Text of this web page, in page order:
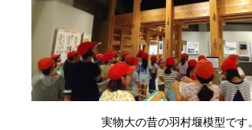
実物大の昔の羽村堰模型です。